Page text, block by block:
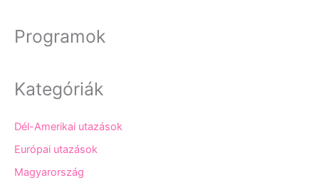
Programok
Kategóriák
Dél-Amerikai utazások
Európai utazások
Magyarország